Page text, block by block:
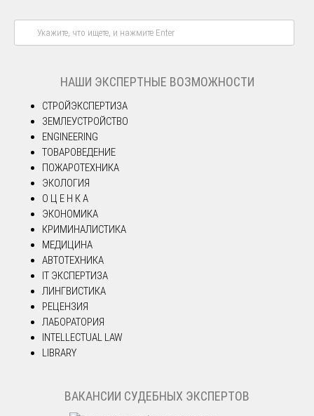
НАШИ ЭКСПЕРТНЫЕ ВОЗМОЖНОСТИ
СТРОЙЭКСПЕРТИЗА
ЗЕМЛЕУСТРОЙСТВО
ENGINEERING
ТОВАРОВЕДЕНИЕ
ПОЖАРОТЕХНИКА
ЭКОЛОГИЯ
О Ц Е Н К А
ЭКОНОМИКА
КРИМИНАЛИСТИКА
МЕДИЦИНА
АВТОТЕХНИКА
IT ЭКСПЕРТИЗА
ЛИНГВИСТИКА
РЕЦЕНЗИЯ
ЛАБОРАТОРИЯ
INTELLECTUAL LAW
LIBRARY
ВАКАНСИИ СУДЕБНЫХ ЭКСПЕРТОВ